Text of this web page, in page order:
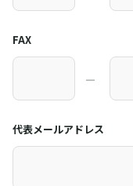
FAX
―
代表メールアドレス